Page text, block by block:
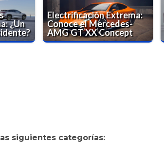
¿Un
Electrificación Extrema:
Conoce el Mercedes-
AMG GT XX Concept
siguientes categorías: